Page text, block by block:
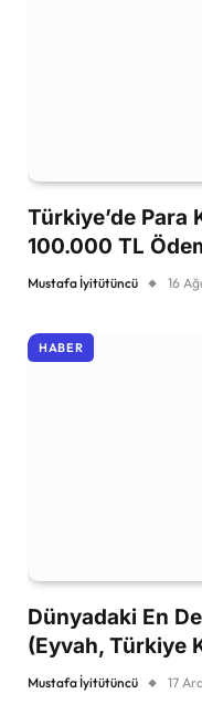
Türkiye’de Para
100.000 TL
Mustafa İyitütüncü 16
HABER
Dünyadaki En
(Eyvah, Türkiye
Mustafa İyitütüncü 17